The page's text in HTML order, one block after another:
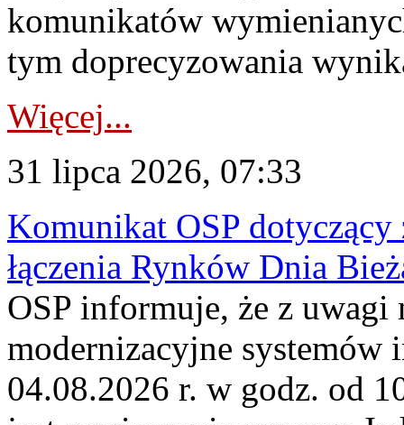
komunikatów
tym doprecyzowania
Więcej...
31 lipca 2026, 07:33
Komunikat OSP dotyczący
łączenia Rynków Dnia
OSP informuje, że z uwagi
modernizacyjne
04.08.2026 r. w godz. od